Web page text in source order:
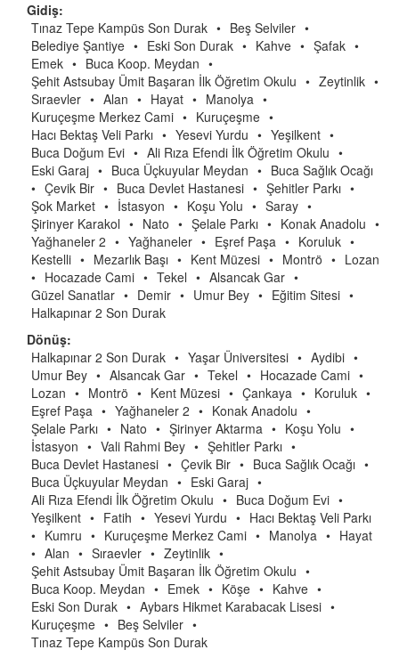
Gidiş:
Tınaz Tepe Kampüs Son Durak • Beş Selviler •
Belediye Şantiye • Eski Son Durak • Kahve • Şafak •
Emek • Buca Koop. Meydan •
Şehit Astsubay Ümit Başaran İlk Öğretim Okulu • Zeytinlik •
Sıraevler • Alan • Hayat • Manolya •
Kuruçeşme Merkez Cami • Kuruçeşme •
Hacı Bektaş Veli Parkı • Yesevi Yurdu • Yeşilkent •
Buca Doğum Evi • Ali Rıza Efendi İlk Öğretim Okulu •
Eski Garaj • Buca Üçkuyular Meydan • Buca Sağlık Ocağı
• Çevik Bir • Buca Devlet Hastanesi • Şehitler Parkı •
Şok Market • İstasyon • Koşu Yolu • Saray •
Şirinyer Karakol • Nato • Şelale Parkı • Konak Anadolu •
Yağhaneler 2 • Yağhaneler • Eşref Paşa • Koruluk •
Kestelli • Mezarlık Başı • Kent Müzesi • Montrö • Lozan
• Hocazade Cami • Tekel • Alsancak Gar •
Güzel Sanatlar • Demir • Umur Bey • Eğitim Sitesi •
Halkapınar 2 Son Durak
Dönüş:
Halkapınar 2 Son Durak • Yaşar Üniversitesi • Aydibi •
Umur Bey • Alsancak Gar • Tekel • Hocazade Cami •
Lozan • Montrö • Kent Müzesi • Çankaya • Koruluk •
Eşref Paşa • Yağhaneler 2 • Konak Anadolu •
Şelale Parkı • Nato • Şirinyer Aktarma • Koşu Yolu •
İstasyon • Vali Rahmi Bey • Şehitler Parkı •
Buca Devlet Hastanesi • Çevik Bir • Buca Sağlık Ocağı •
Buca Üçkuyular Meydan • Eski Garaj •
Ali Rıza Efendi İlk Öğretim Okulu • Buca Doğum Evi •
Yeşilkent • Fatih • Yesevi Yurdu • Hacı Bektaş Veli Parkı
• Kumru • Kuruçeşme Merkez Cami • Manolya • Hayat
• Alan • Sıraevler • Zeytinlik •
Şehit Astsubay Ümit Başaran İlk Öğretim Okulu •
Buca Koop. Meydan • Emek • Köşe • Kahve •
Eski Son Durak • Aybars Hikmet Karabacak Lisesi •
Kuruçeşme • Beş Selviler •
Tınaz Tepe Kampüs Son Durak